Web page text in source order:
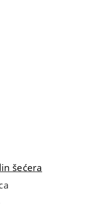
šećera